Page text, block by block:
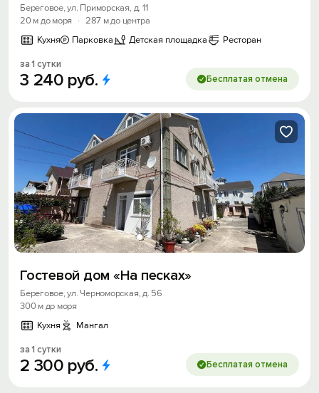
Береговое, ул. Приморская, д. 11
20 м до моря
· 287 м до центра
Кухня
Парковка Детская площадка Ресторан
за 1 сутки
3 240 руб. Бесплатая отмена
Гостевой дом «На песках»
Береговое, ул. Черноморская, д. 56
300 м до моря
Кухня
Мангал
за 1 сутки
2 300 руб. Бесплатая отмена